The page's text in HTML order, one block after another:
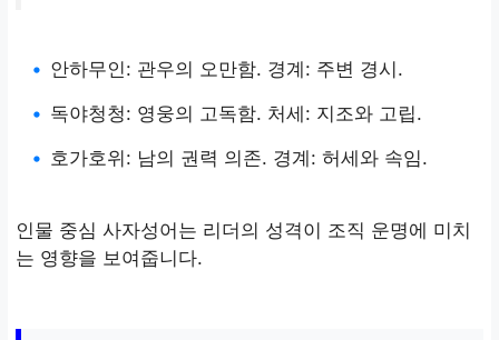
• 안하무인: 관우의 오만함. 경계: 주변 경시.
• 독야청청: 영웅의 고독함. 처세: 지조와 고립.
• 호가호위: 남의 권력 의존. 경계: 허세와 속임.
인물 중심 사자성어는 리더의 성격이 조직 운명에 미치
는 영향을 보여줍니다.